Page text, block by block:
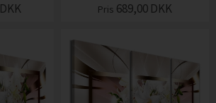
DKK
Pris 689,00 DKK